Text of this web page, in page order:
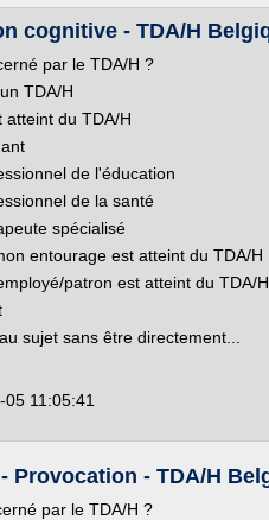
cognitive - TDA/H
par le TDA/H ?
TDA/H
atteint du TDA/H
de l'éducation
de la santé
spécialisé
entourage est atteint du TDA/H
patron est atteint du TDA/H
sujet sans être directement...
05 11:05:41
Provocation - TDA/H
par le TDA/H ?